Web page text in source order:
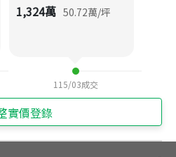
1,324萬 50.72萬/坪
115/03成交
實價登錄